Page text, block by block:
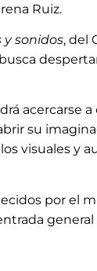
Ruiz.
y sonidos, del
acercarse
su
visuales y
por el